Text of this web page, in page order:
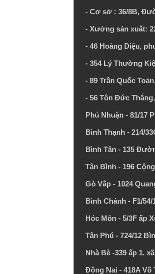
- Cơ sở : 36/8B,
- Xưởng sản xuất:
- 46 Hoàng Diệu,
- 354 Lý Thường
- 89 Trần Quốc
- 56 Tôn Đức
Phú Nhuận - 81/17
Bình Thạnh - 214/
Bình Tân - 135
Tân Bình - 196
Gò Vấp - 1024
Bình Chánh - F1/
Hóc Môn - 5/3F ấp
Tân Phú - 724/12
Nhà Bè -339 ấp 1,
Đồng Nai - 418A Võ